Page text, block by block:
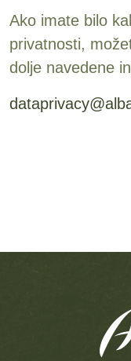
Ako imate bilo
privatnosti,
dolje navedene